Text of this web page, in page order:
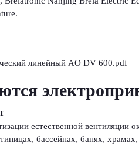
линейный AO DV 600.pdf
естественной вентиляции
бассейнах, банях, храмах,